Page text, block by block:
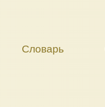
Словарь